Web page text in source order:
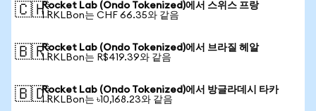
🇨🇭Rocket Lab (Ondo Tokenized)에서 스위스 프랑
1 RKLBon는 CHF 66.35와 같음
🇧🇷Rocket Lab (Ondo Tokenized)에서 브라질 헤알
1 RKLBon는 R$419.39와 같음
🇧🇩Rocket Lab (Ondo Tokenized)에서 방글라데시 타카
1 RKLBon는 ৳10,168.23와 같음